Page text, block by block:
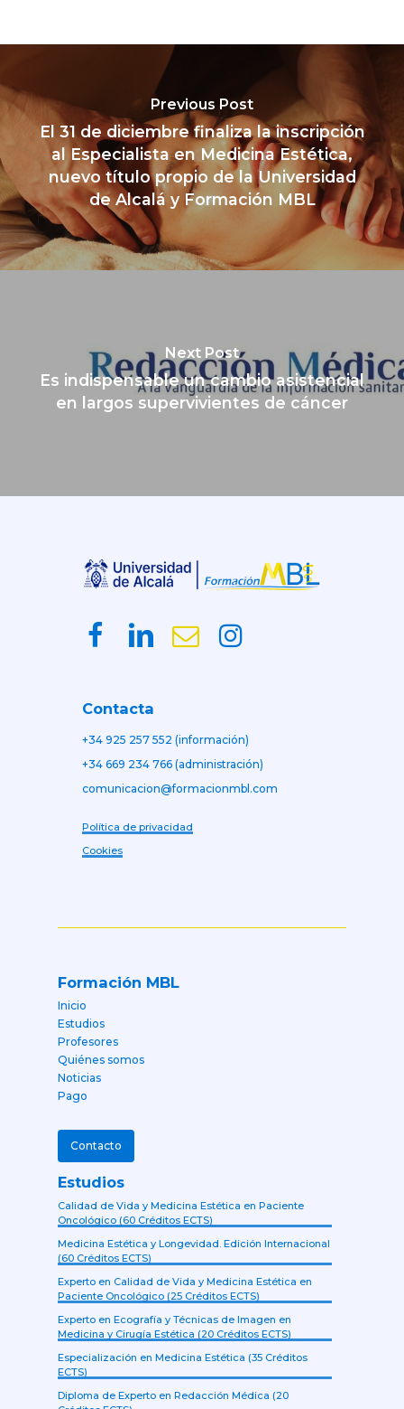
Previous Post
El 31 de diciembre finaliza la inscripción
al Especialista en Medicina Estética,
nuevo título propio de la Universidad
de Alcalá y Formación MBL
Next Post
Es indispensable un cambio asistencial
en largos supervivientes de cáncer
Contacta
+34 925 257 552 (información)
+34 669 234 766 (administración)
comunicacion@formacionmbl.com
Política de privacidad
Cookies
Formación MBL
Inicio
Estudios
Profesores
Quiénes somos
Noticias
Pago
Contacto
Estudios
Calidad de Vida y Medicina Estética en Paciente
Oncológico (60 Créditos ECTS)
Medicina Estética y Longevidad. Edición Internacional
(60 Créditos ECTS)
Experto en Calidad de Vida y Medicina Estética en
Paciente Oncológico (25 Créditos ECTS)
Experto en Ecografía y Técnicas de Imagen en
Medicina y Cirugía Estética (20 Créditos ECTS)
Especialización en Medicina Estética (35 Créditos
ECTS)
Diploma de Experto en Redacción Médica (20